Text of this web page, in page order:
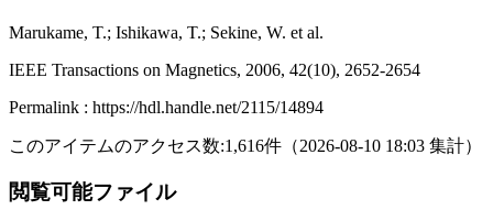
Marukame, T.; Ishikawa, T.; Sekine, W. et al.
IEEE Transactions on Magnetics, 2006, 42(10), 2652-2654
Permalink : https://hdl.handle.net/2115/14894
このアイテムのアクセス数:1,616件 （2026-08-10 18:03 集計）
閲覧可能ファイル